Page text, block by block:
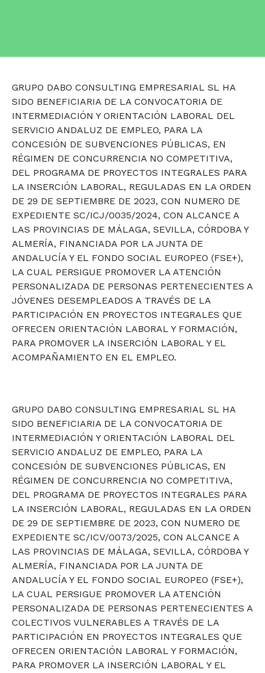
GRUPO DABO CONSULTING EMPRESARIAL SL HA
SIDO BENEFICIARIA DE LA CONVOCATORIA DE
INTERMEDIACIÓN Y ORIENTACIÓN LABORAL DEL
SERVICIO ANDALUZ DE EMPLEO, PARA LA
CONCESIÓN DE SUBVENCIONES PÚBLICAS, EN
RÉGIMEN DE CONCURRENCIA NO COMPETITIVA,
DEL PROGRAMA DE PROYECTOS INTEGRALES PARA
LA INSERCIÓN LABORAL, REGULADAS EN LA ORDEN
DE 29 DE SEPTIEMBRE DE 2023, CON NUMERO DE
EXPEDIENTE SC/ICJ/0035/2024, CON ALCANCE A
LAS PROVINCIAS DE MÁLAGA, SEVILLA, CÓRDOBA Y
ALMERÍA, FINANCIADA POR LA JUNTA DE
ANDALUCÍA Y EL FONDO SOCIAL EUROPEO (FSE+),
LA CUAL PERSIGUE PROMOVER LA ATENCIÓN
PERSONALIZADA DE PERSONAS PERTENECIENTES A
JÓVENES DESEMPLEADOS A TRAVÉS DE LA
PARTICIPACIÓN EN PROYECTOS INTEGRALES QUE
OFRECEN ORIENTACIÓN LABORAL Y FORMACIÓN,
PARA PROMOVER LA INSERCIÓN LABORAL Y EL
ACOMPAÑAMIENTO EN EL EMPLEO.
GRUPO DABO CONSULTING EMPRESARIAL SL HA
SIDO BENEFICIARIA DE LA CONVOCATORIA DE
INTERMEDIACIÓN Y ORIENTACIÓN LABORAL DEL
SERVICIO ANDALUZ DE EMPLEO, PARA LA
CONCESIÓN DE SUBVENCIONES PÚBLICAS, EN
RÉGIMEN DE CONCURRENCIA NO COMPETITIVA,
DEL PROGRAMA DE PROYECTOS INTEGRALES PARA
LA INSERCIÓN LABORAL, REGULADAS EN LA ORDEN
DE 29 DE SEPTIEMBRE DE 2023, CON NUMERO DE
EXPEDIENTE SC/ICV/0073/2025, CON ALCANCE A
LAS PROVINCIAS DE MÁLAGA, SEVILLA, CÓRDOBA Y
ALMERÍA, FINANCIADA POR LA JUNTA DE
ANDALUCÍA Y EL FONDO SOCIAL EUROPEO (FSE+),
LA CUAL PERSIGUE PROMOVER LA ATENCIÓN
PERSONALIZADA DE PERSONAS PERTENECIENTES A
COLECTIVOS VULNERABLES A TRAVÉS DE LA
PARTICIPACIÓN EN PROYECTOS INTEGRALES QUE
OFRECEN ORIENTACIÓN LABORAL Y FORMACIÓN,
PARA PROMOVER LA INSERCIÓN LABORAL Y EL